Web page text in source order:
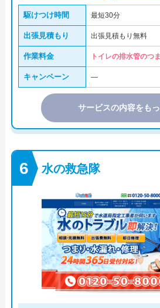
駆けつけ時間 最短30分
出張見積もり 出張見積もり無料
作業料金 トイレの排水管のつ
キャンペーン ―
サービスの内容をも
水の救急隊